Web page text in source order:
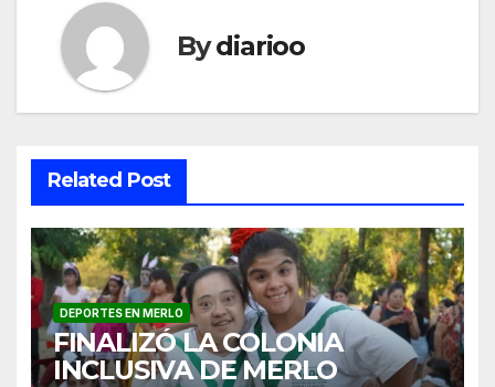
Bydiarioo
Related Post
DEPORTES EN MERLO
FINALIZÓ LA COLONIA
INCLUSIVA DE MERLO